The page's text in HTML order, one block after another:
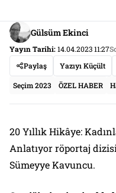
Gülsüm Ekinci
Yayın Tarihi:14.04.2023 11:27
Paylaş
Yazıyı Küçült
Seçim 2023 ÖZEL HABER
20 Yıllık Hikâye:
Anlatıyor röportaj
Sümeyye Kavuncu.